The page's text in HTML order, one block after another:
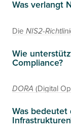
Was verlangt
Die NIS2-
von
Architekturen
Trust), Logging
Wie
Compliance?
DORA (Digital
Storm Reply
Was bedeutet